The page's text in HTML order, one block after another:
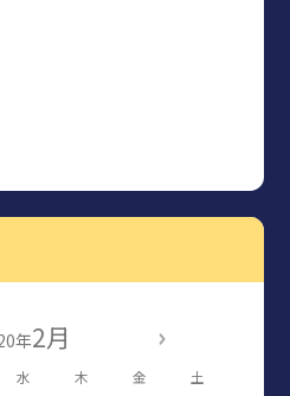
年2月
水 木 金 土